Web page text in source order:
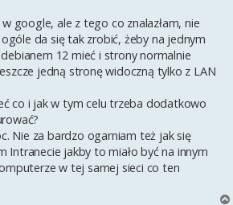
google, ale z tego co znalazłam, nie
da się tak zrobić, żeby na jednym
12 mieć i strony normalnie
jedną stronę widoczną tylko z LAN
co i jak w tym celu trzeba dodatkowo
Nie za bardzo ogarniam też jak się
Intranecie jakby to miało być na innym
w tej samej sieci co ten